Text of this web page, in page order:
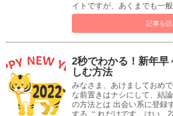
イトですが、あくまでも一
記事を読
2秒でわかる！新年早
しむ方法
みなさま、あけましておめ
な前置きはナシにして、結
の方法とは 出会い系に登録
する これだけです。はい、